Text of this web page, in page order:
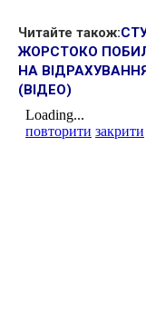
Читайте також:
ЖОРСТОКО
НА
(ВІДЕО)